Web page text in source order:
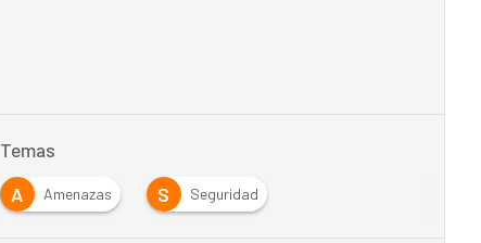
Temas
A
Amenazas S Seguridad